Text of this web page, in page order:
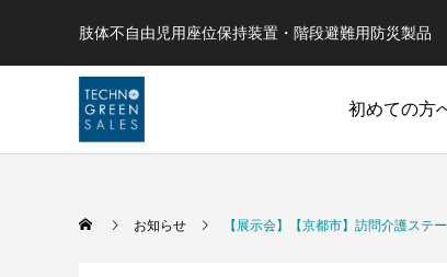
肢体不自由児用座位保持装置・階段避難用防災製品
初めての方
お知らせ 【展示会】【京都市】訪問介護ス